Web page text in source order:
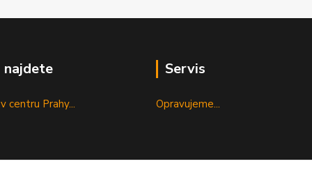
najdete
centru Prahy...
Servis
Opravujeme...